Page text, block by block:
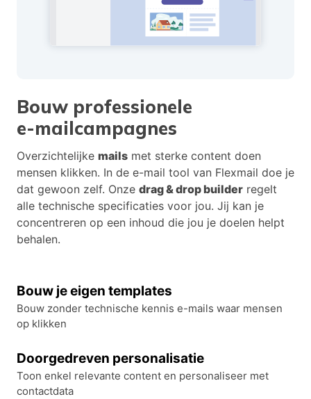
Bouw professionele
e-mailcampagnes
Overzichtelijke mails met sterke content doen
mensen klikken. In de e-mail tool van Flexmail doe je
dat gewoon zelf. Onze drag & drop builder regelt
alle technische specificaties voor jou. Jij kan je
concentreren op een inhoud die jou je doelen helpt
behalen.
Bouw je eigen templates
Bouw zonder technische kennis e-mails waar mensen
op klikken
Doorgedreven personalisatie
Toon enkel relevante content en personaliseer met
contactdata